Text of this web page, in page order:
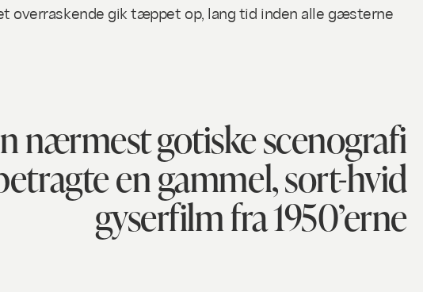
overraskende gik tæppet op, lang tid inden alle gæsterne
nærmest gotiske scenografi
en gammel, sort-hvid
gyserfilm fra 1950’erne